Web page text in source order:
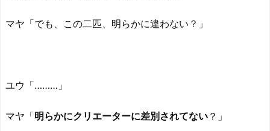
マヤ「でも、この二匹、明らかに違わない？」
ユウ「………」
マヤ「明らかにクリエーターに差別されてない ？」